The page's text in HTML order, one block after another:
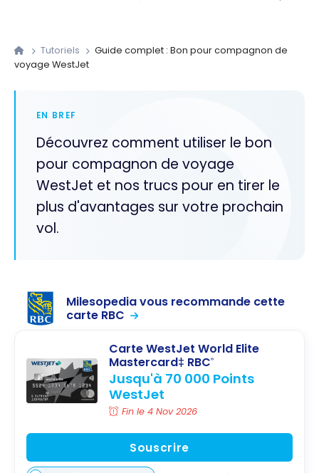
Tutoriels
Guide complet : Bon pour compagnon de
voyage WestJet
EN BREF
Découvrez comment utiliser le bon
pour compagnon de voyage
WestJet et nos trucs pour en tirer le
plus d'avantages sur votre prochain
vol.
Milesopedia vous recommande cette
carte RBC
Carte WestJet World Elite
Mastercard‡ RBC®
Jusqu'à 70 000 Points
WestJet
Fin le 4 Nov 2026
Souscrire